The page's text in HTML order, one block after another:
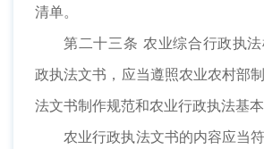
清单。
第二十三条 农业综合行政执
政执法文书，应当遵照农业农村部
法文书制作规范和农业行政执法基本
农业行政执法文书的内容应当